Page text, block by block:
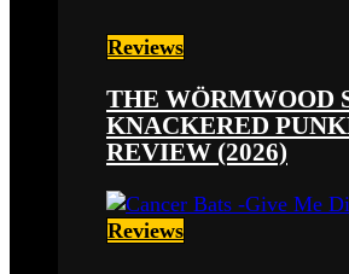
Reviews
THE WÖRMWOOD
KNACKERED
REVIEW (2026)
Reviews